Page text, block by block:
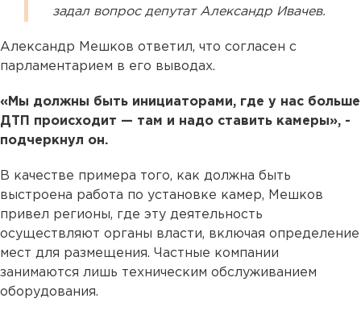
задал вопрос депутат Александр Ивачев.
Александр Мешков ответил, что согласен с
парламентарием в его выводах.
«Мы должны быть инициаторами, где у нас больше
ДТП происходит — там и надо ставить камеры», -
подчеркнул он.
В качестве примера того, как должна быть
выстроена работа по установке камер, Мешков
привел регионы, где эту деятельность
осуществляют органы власти, включая определение
мест для размещения. Частные компании
занимаются лишь техническим обслуживанием
оборудования.